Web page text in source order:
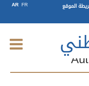
AR FR الموقع